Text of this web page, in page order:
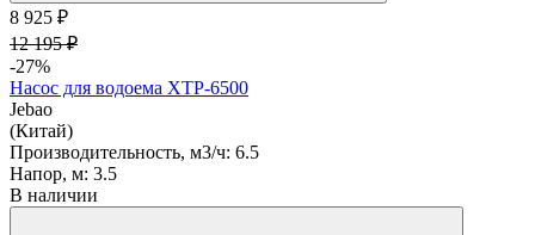
8 925 ₽
12 195 ₽
-27%
Насос для водоема XTP-6500
Jebao
(Китай)
Производительность, м3/ч: 6.5
Напор, м: 3.5
В наличии